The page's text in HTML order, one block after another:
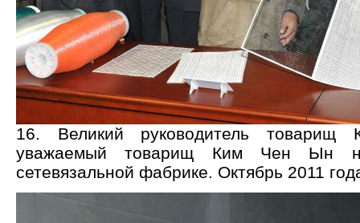
16. Великий руководитель
уважаемый товарищ Ким Чен Ын на
сетевязальной фабрике. Октябрь 2011